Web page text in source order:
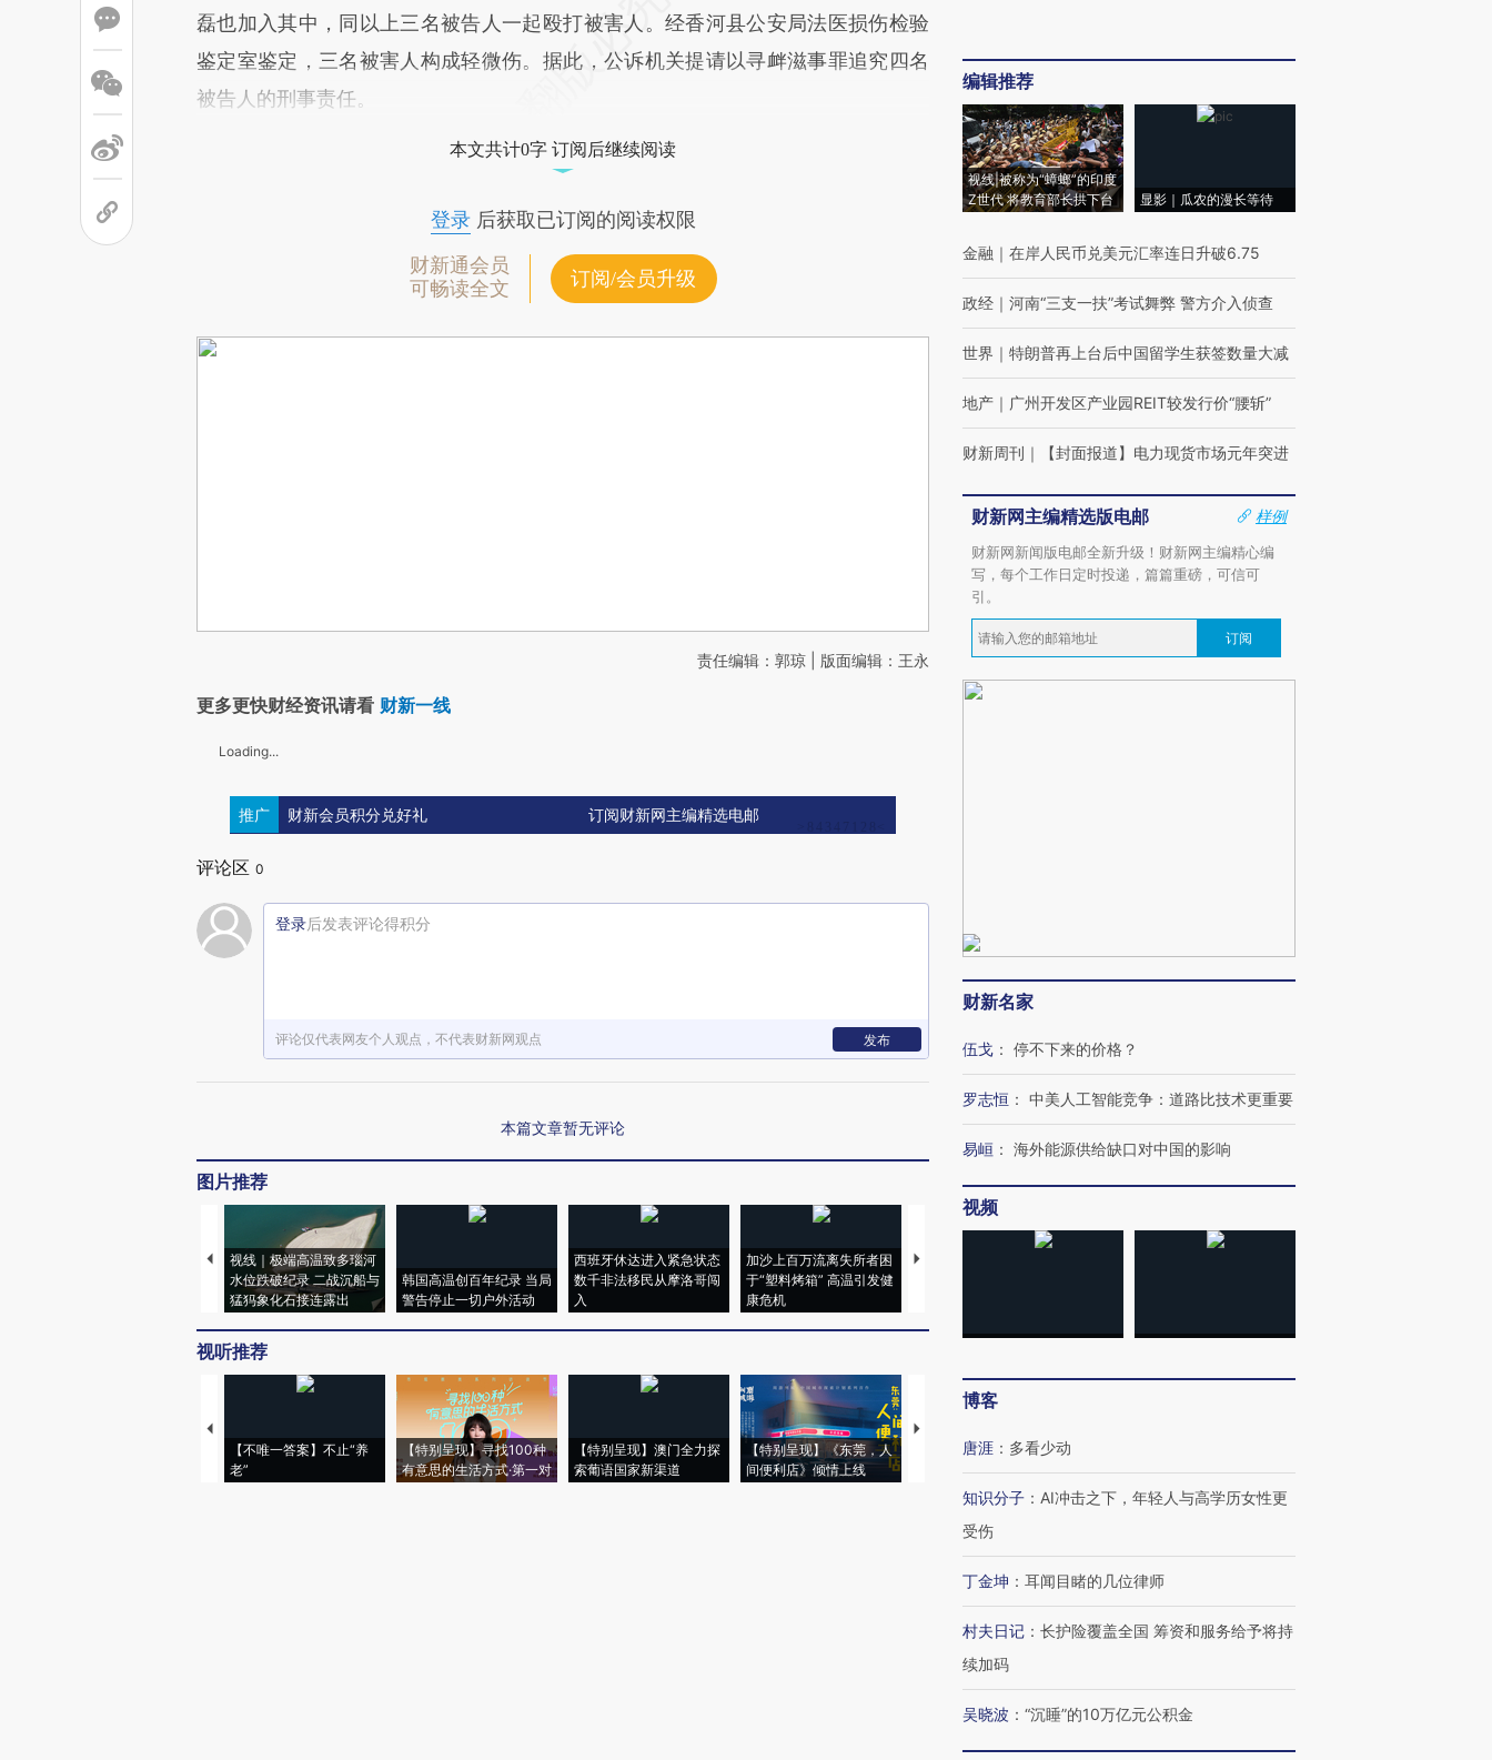
磊也加入其中，同以上三名被告人一起殴打被害人。经香河县公安局法医损伤检验
鉴定室鉴定，三名被害人构成轻微伤。据此，公诉机关提请以寻衅滋事罪追究四名
被告人的刑事责任。
本文共计0字 订阅后继续阅读
登录后获取已订阅的阅读权限
财新通会员
可畅读全文
订阅/会员升级
责任编辑：郭琼 | 版面编辑：王永
更多更快财经资讯请看 财新一线
Loading...
推广 财新会员积分兑好礼 订阅财新网主编精选电邮
评论区 0
登录后发表评论得积分
评论仅代表网友个人观点，不代表财新网观点 发布
本篇文章暂无评论
图片推荐
视线｜极端高温致多瑙河
水位跌破纪录 二战沉船与
猛犸象化石接连露出
韩国高温创百年纪录 当局
警告停止一切户外活动
西班牙休达进入紧急状态
数千非法移民从摩洛哥闯
入
加沙上百万流离失所者困
于“塑料烤箱” 高温引发健
康危机
马航飞行员跨国走私7万
视听推荐
【不唯一答案】不止“养
老”
【特别呈现】寻找100种
有意思的生活方式·第一对
【特别呈现】澳门全力探
索葡语国家新渠道
【特别呈现】《东莞，人
间便利店》倾情上线
【推广】走进第四届链博
会，让数智科技“链”接产
有意思的生活方式·第三对
住三大增长引擎是什么？
编辑推荐
视线|被称为“蟑螂”的印度
Z世代 将教育部长拱下台
显影｜瓜农的漫长等待
金融 ｜ 在岸人民币兑美元汇率连日升破6.75
政经 ｜ 河南“三支一扶”考试舞弊 警方介入侦查
世界 ｜ 特朗普再上台后中国留学生获签数量大减
地产 ｜ 广州开发区产业园REIT较发行价“腰斩”
财新周刊 ｜ 【封面报道】电力现货市场元年突进
财新网主编精选版电邮
样例
财新网新闻版电邮全新升级！财新网主编精心编
写，每个工作日定时投递，篇篇重磅，可信可
引。
订阅
财新名家
伍戈 ： 停不下来的价格？
罗志恒 ： 中美人工智能竞争：道路比技术更重要
易峘 ： 海外能源供给缺口对中国的影响
视频
博客
唐涯 ： 多看少动
知识分子 ： AI冲击之下，年轻人与高学历女性更
受伤
丁金坤 ： 耳闻目睹的几位律师
村夫日记 ： 长护险覆盖全国 筹资和服务给予将持
续加码
吴晓波 ： “沉睡”的10万亿元公积金